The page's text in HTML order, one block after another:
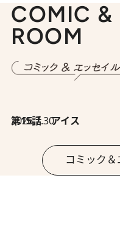
COMIC &
ROOM
2026.7.30
第15話 アイス
コミック